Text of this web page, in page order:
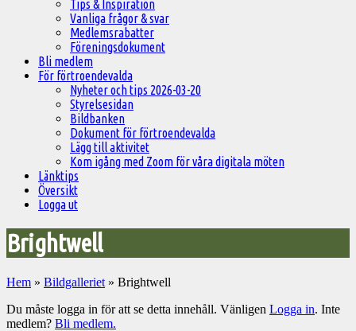
Tips & Inspiration
Vanliga frågor & svar
Medlemsrabatter
Föreningsdokument
Bli medlem
För förtroendevalda
Nyheter och tips 2026-03-20
Styrelsesidan
Bildbanken
Dokument för förtroendevalda
Lägg till aktivitet
Kom igång med Zoom för våra digitala möten
Länktips
Översikt
Logga ut
Brightwell
Hem » Bildgalleriet » Brightwell
Du måste logga in för att se detta innehåll. Vänligen Logga in. Inte
medlem? Bli medlem.